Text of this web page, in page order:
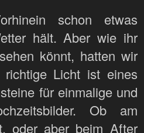
schon etwas
hält. Aber wie ihr
könnt, hatten wir
Licht ist eines
für einmalige und
Ob am
oder aber beim After